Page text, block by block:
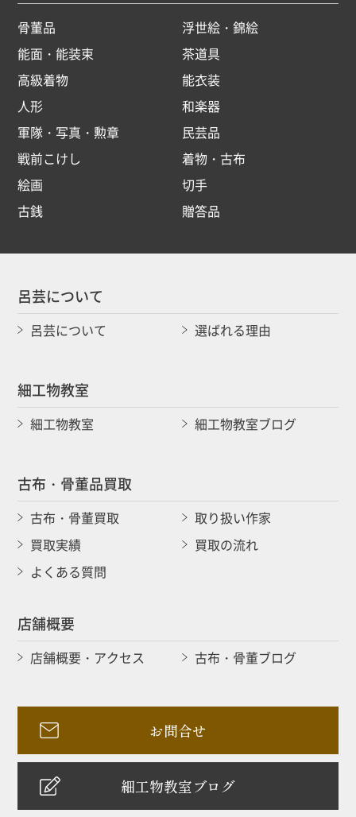
骨董品
浮世絵・錦絵
能面・能装束
茶道具
高級着物
能衣装
人形
和楽器
軍隊・写真・勲章
民芸品
戦前こけし
着物・古布
絵画
切手
古銭
贈答品
呂芸について
呂芸について 選ばれる理由
細工物教室
細工物教室 細工物教室ブログ
古布・骨董品買取
古布・骨董買取
取り扱い作家
買取実績
買取の流れ
よくある質問
店舗概要
店舗概要・アクセス 古布・骨董ブログ
お問合せ
細工物教室ブログ